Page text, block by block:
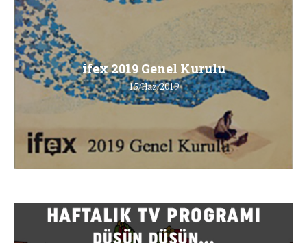
ifex 2019 Genel Kurulu
15/Haz/2019